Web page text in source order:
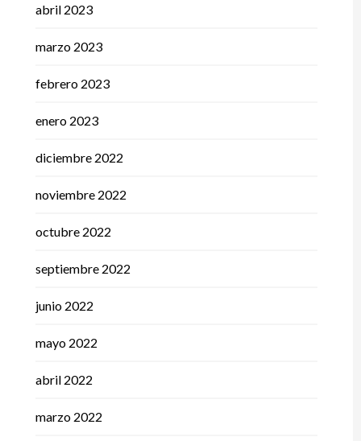
abril 2023
marzo 2023
febrero 2023
enero 2023
diciembre 2022
noviembre 2022
octubre 2022
septiembre 2022
junio 2022
mayo 2022
abril 2022
marzo 2022